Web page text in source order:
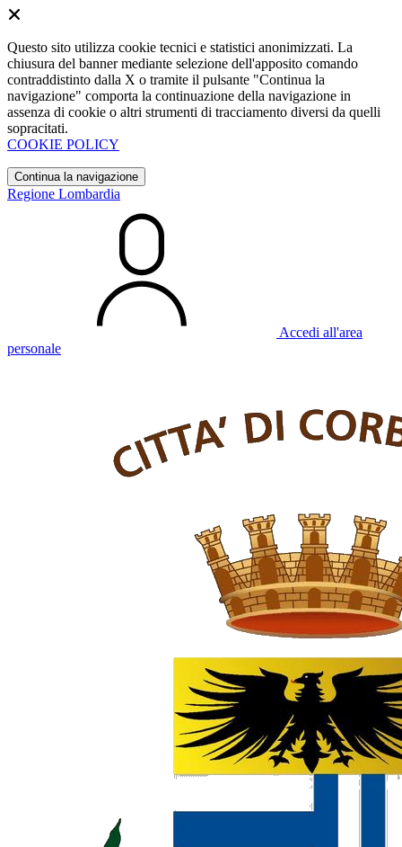
Questo sito utilizza cookie tecnici e statistici anonimizzati. La
chiusura del banner mediante selezione dell'apposito comando
contraddistinto dalla X o tramite il pulsante "Continua la
navigazione" comporta la continuazione della navigazione in
assenza di cookie o altri strumenti di tracciamento diversi da quelli
sopracitati.
COOKIE POLICY
Continua la navigazione
Regione Lombardia
Accedi all'area
personale